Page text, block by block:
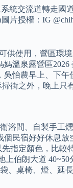
統交流道轉走
片授權：IG
使用，營區環
溫泉露營區
怡農早上、下
街之外，晚上只
間、自製手工
民宿好好休息
指定顏色，比
伯朗大道
桌椅、燈、延